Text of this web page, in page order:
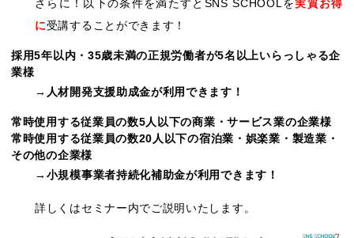
さらに！以下の条件を満たすとSNS SCHOOLを実質お得
に受講することができます！
採用5年以内・35歳未満の正規労働者が5名以上いらっしゃる企
業様
→人材開発支援助成金が利用できます！
常時使用する従業員の数5人以下の商業・サービス業の企業様
常時使用する従業員の数20人以下の宿泊業・娯楽業・製造業・
その他の企業様
→小規模事業者持続化補助金が利用できます！
詳しくはセミナー内でご説明いたします。